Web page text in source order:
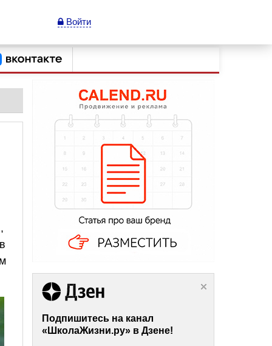
Войти
Подпишитесь на канал
«ШколаЖизни.ру» в Дзене!